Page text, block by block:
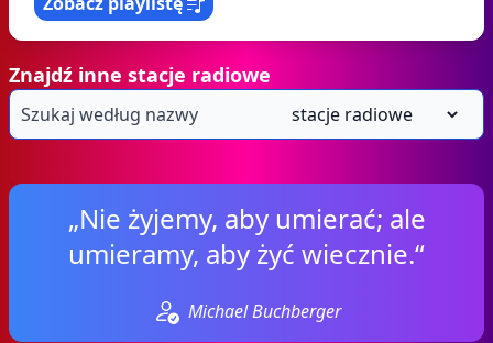
Znajdź inne stacje radiowe
„Nie żyjemy, aby umierać; ale
umieramy, aby żyć wiecznie.“
Michael Buchberger